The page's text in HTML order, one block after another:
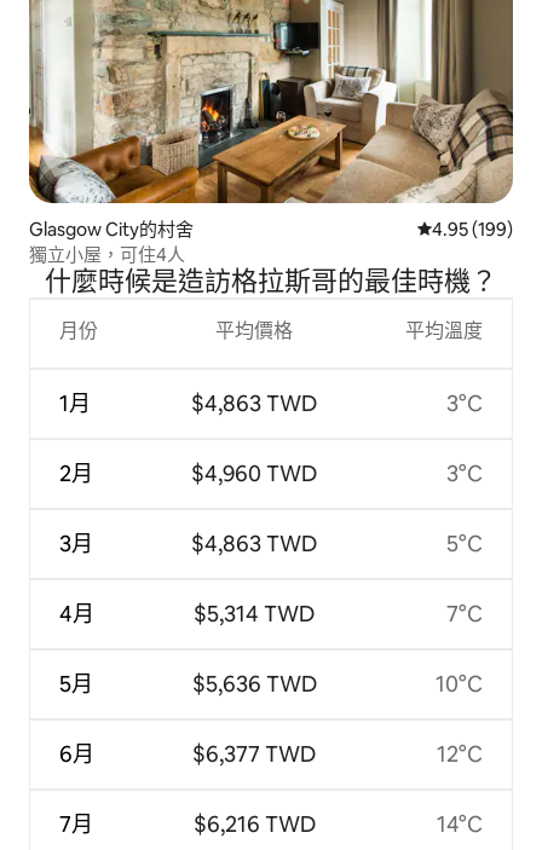
Glasgow City的村舍 從 199 則評價
4.95 (199)
獨立小屋，可住4人
什麼時候是造訪格拉斯哥的最佳時機？
月份
1月
2月
3月
4月
5月
6月
7月
平均價格
$4,863 TWD
$4,960 TWD
$4,863 TWD
$5,314 TWD
$5,636 TWD
$6,377 TWD
$6,216 TWD
平均溫度
3°C
3°C
5°C
7°C
10°C
12°C
14°C